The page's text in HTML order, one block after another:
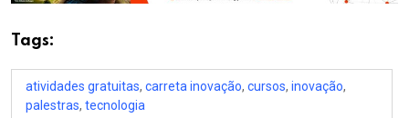
Tags:
atividades gratuitas, carreta inovação, cursos, inovação,
palestras, tecnologia